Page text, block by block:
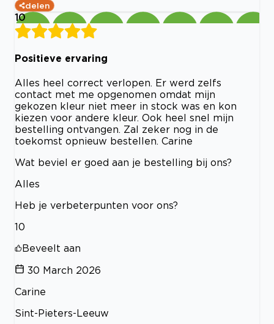
delen
10
Positieve ervaring
Alles heel correct verlopen. Er werd zelfs
contact met me opgenomen omdat mijn
gekozen kleur niet meer in stock was en kon
kiezen voor andere kleur. Ook heel snel mijn
bestelling ontvangen. Zal zeker nog in de
toekomst opnieuw bestellen. Carine
Wat beviel er goed aan je bestelling bij ons?
Alles
Heb je verbeterpunten voor ons?
10
Beveelt aan
30 March 2026
Carine
Sint-Pieters-Leeuw